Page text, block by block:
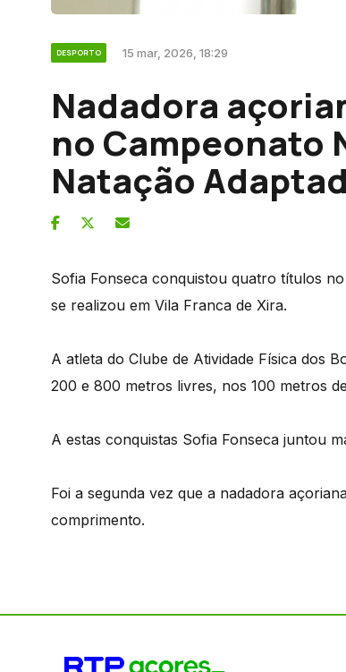
DESPORTO 15 mar, 2026, 18:29
Nadadora
no Campeonato
Natação
Sofia Fonseca conquistou quatro títulos
se realizou em Vila Franca de Xira.
A atleta do Clube de Atividade Física dos
200 e 800 metros livres, nos 100 metros
A estas conquistas Sofia Fonseca juntou
Foi a segunda vez que a nadadora
comprimento.